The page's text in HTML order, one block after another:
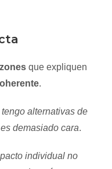
que expliquen
.
tengo alternativas de
demasiado cara.
individual no